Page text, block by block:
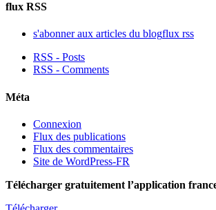
flux RSS
s'abonner aux articles du blogflux rss
RSS - Posts
RSS - Comments
Méta
Connexion
Flux des publications
Flux des commentaires
Site de WordPress-FR
Télécharger gratuitement l’application